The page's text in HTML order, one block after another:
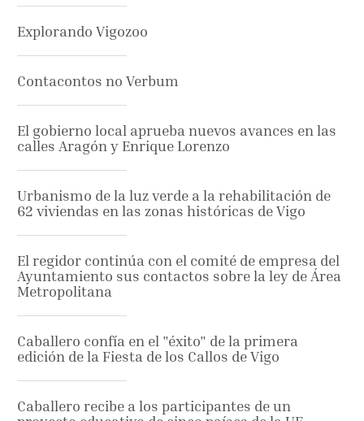
Explorando Vigozoo
Contacontos no Verbum
El gobierno local aprueba nuevos avances en las
calles Aragón y Enrique Lorenzo
Urbanismo de la luz verde a la rehabilitación de
62 viviendas en las zonas históricas de Vigo
El regidor continúa con el comité de empresa del
Ayuntamiento sus contactos sobre la ley de Área
Metropolitana
Caballero confía en el "éxito" de la primera
edición de la Fiesta de los Callos de Vigo
Caballero recibe a los participantes de un